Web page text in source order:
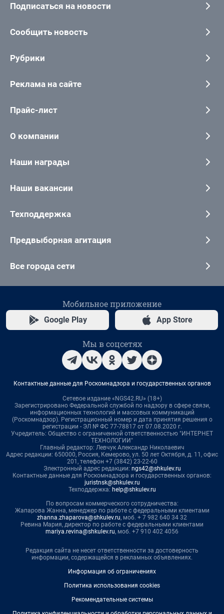
Подписаться на новости
Сообщить новость
Рубрики
Реклама на сайте
Прайс-лист
О компании
Наши награды
Наши вакансии
Техподдержка
Предвыборная агитация
Все города сети
Мобильное приложение
Google Play App Store
Мы в соцсетях
Контактные данные для Роскомнадзора и государственных органов
Сетевое издание «NGS42.RU» (18+)
Зарегистрировано Федеральной службой по надзору в сфере связи,
информационных технологий и массовых коммуникаций
(Роскомнадзор). Регистрационный номер и дата принятия решения о
регистрации - ЭЛ № ФС 77-78817 от 07.08.2020 г.
Учредитель: Общество с ограниченной ответственностью "ИНТЕРНЕТ
ТЕХНОЛОГИИ"
Главный редактор: Левчук Александр Николаевич
Адрес редакции: 650000, Россия, Кемерово, ул. 50 лет Октября, д. 11, офис
201, телефон +7 (3842) 23-22-60
Электронный адрес редакции: ngs42@shkulev.ru
Контактные данные для Роскомнадзора и государственных органов:
juristnsk@shkulev.ru
Техподдержка: help@shkulev.ru
По вопросам коммерческого сотрудничества:
Жапарова Жанна, менеджер по работе с федеральными клиентами
zhanna.zhaparova@shkulev.ru, моб. + 7 982 640 34 32
Ревина Мария, директор по работе с федеральными клиентами
mariya.revina@shkulev.ru, моб. +7 910 402 4056
Редакция сайта не несет ответственности за достоверность
информации, содержащейся в рекламных объявлениях.
Информация об ограничениях
Политика использования cookies
Рекомендательные системы